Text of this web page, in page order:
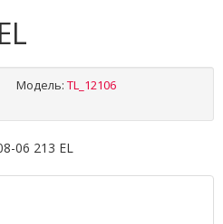
Модель: TL_12106